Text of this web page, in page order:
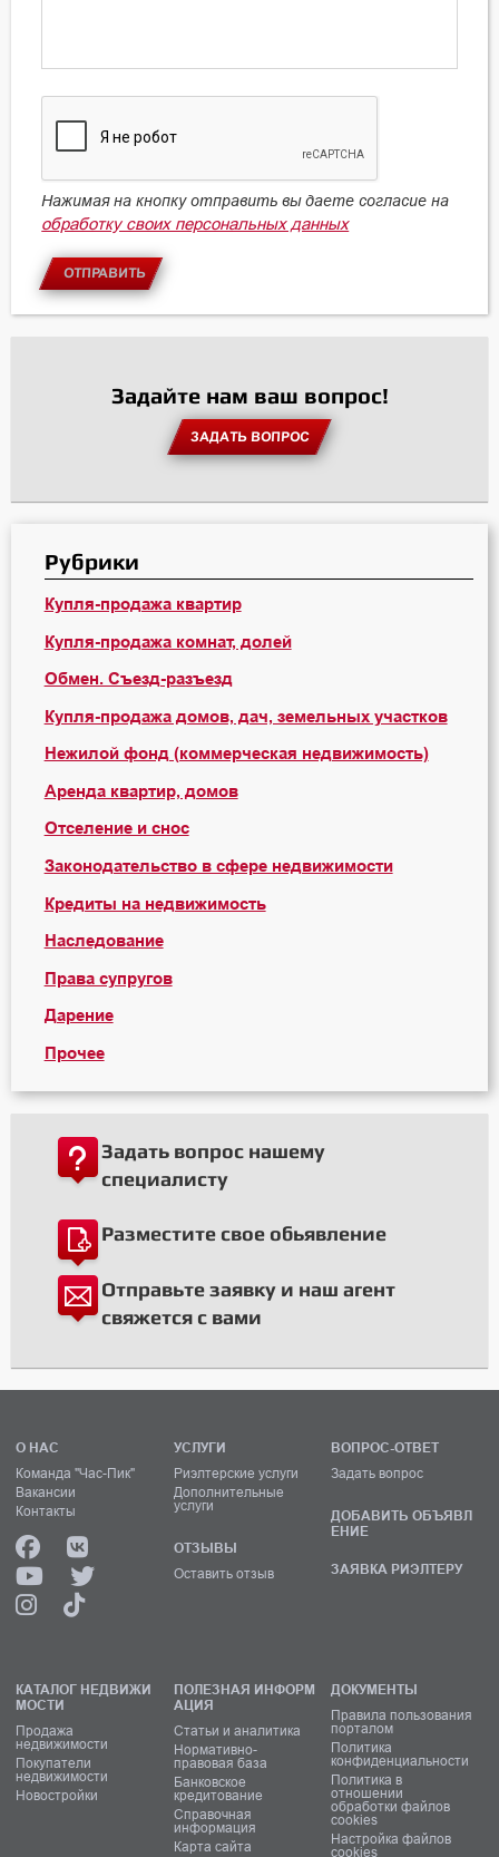
Нажимая на кнопку отправить вы даете согласие на
обработку своих персональных данных
ОТПРАВИТЬ
Задайте нам ваш вопрос!
ЗАДАТЬ ВОПРОС
Рубрики
Купля-продажа квартир
Купля-продажа комнат, долей
Обмен. Съезд-разъезд
Купля-продажа домов, дач, земельных участков
Нежилой фонд (коммерческая недвижимость)
Аренда квартир, домов
Отселение и снос
Законодательство в сфере недвижимости
Кредиты на недвижимость
Наследование
Права супругов
Дарение
Прочее
Задать вопрос нашему
специалисту
Разместите свое обьявление
Отправьте заявку и наш агент
свяжется с вами
О НАС
Команда "Час-Пик"
Вакансии
Контакты
УСЛУГИ
Риэлтерские услуги
Дополнительные
услуги
ОТЗЫВЫ
Оставить отзыв
ВОПРОС-ОТВЕТ
Задать вопрос
ДОБАВИТЬ ОБЪЯВЛ
ЕНИЕ
ЗАЯВКА РИЭЛТЕРУ
КАТАЛОГ НЕДВИЖИ
МОСТИ
Продажа
недвижимости
Покупатели
недвижимости
Новостройки
ПОЛЕЗНАЯ ИНФОРМ
АЦИЯ
Статьи и аналитика
Нормативно-
правовая база
Банковское
кредитование
Справочная
информация
Карта сайта
ДОКУМЕНТЫ
Правила пользования
порталом
Политика
конфиденциальности
Политика в
отношении
обработки файлов
cookies
Настройка файлов
cookies